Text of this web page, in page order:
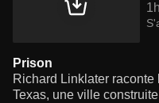
Prison
Richard Linklater
Texas, une ville